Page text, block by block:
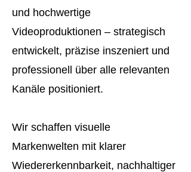
und hochwertige
Videoproduktionen – strategisch
entwickelt, präzise inszeniert und
professionell über alle relevanten
Kanäle positioniert.
Wir schaffen visuelle
Markenwelten mit klarer
Wiedererkennbarkeit, nachhaltiger